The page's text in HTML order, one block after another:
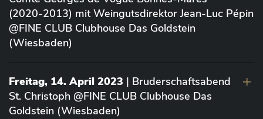
(2020-2013) mit Weingutsdirektor Jean-Luc Pépin
@FINE CLUB Clubhouse Das Goldstein
(Wiesbaden)
Freitag, 14. April 2023 | Bruderschaftsabend
St. Christoph @FINE CLUB Clubhouse Das
Goldstein (Wiesbaden)